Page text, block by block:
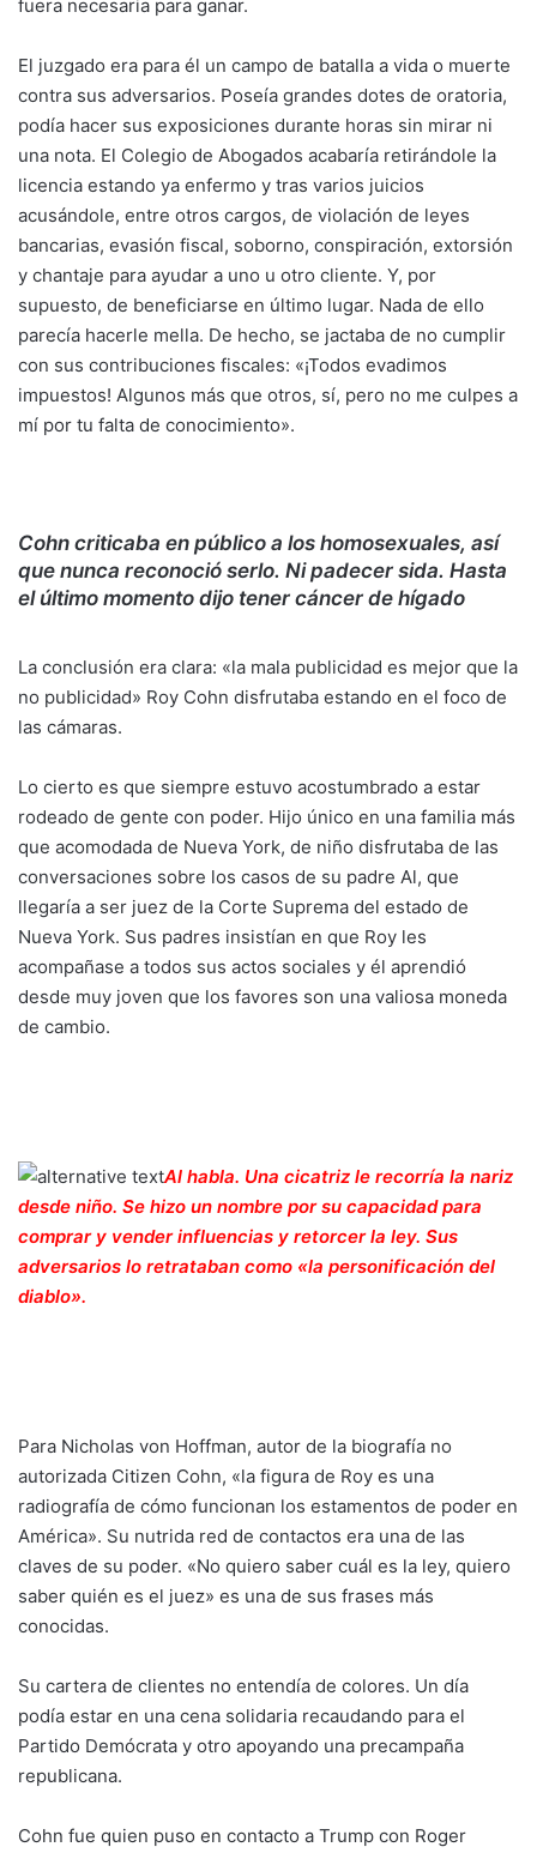
fuera necesaria para ganar.
El juzgado era para él un campo de batalla a vida o muerte
contra sus adversarios. Poseía grandes dotes de oratoria,
podía hacer sus exposiciones durante horas sin mirar ni
una nota. El Colegio de Abogados acabaría retirándole la
licencia estando ya enfermo y tras varios juicios
acusándole, entre otros cargos, de violación de leyes
bancarias, evasión fiscal, soborno, conspiración, extorsión
y chantaje para ayudar a uno u otro cliente. Y, por
supuesto, de beneficiarse en último lugar. Nada de ello
parecía hacerle mella. De hecho, se jactaba de no cumplir
con sus contribuciones fiscales: «¡Todos evadimos
impuestos! Algunos más que otros, sí, pero no me culpes a
mí por tu falta de conocimiento».
Cohn criticaba en público a los homosexuales, así
que nunca reconoció serlo. Ni padecer sida. Hasta
el último momento dijo tener cáncer de hígado
La conclusión era clara: «la mala publicidad es mejor que la
no publicidad» Roy Cohn disfrutaba estando en el foco de
las cámaras.
Lo cierto es que siempre estuvo acostumbrado a estar
rodeado de gente con poder. Hijo único en una familia más
que acomodada de Nueva York, de niño disfrutaba de las
conversaciones sobre los casos de su padre Al, que
llegaría a ser juez de la Corte Suprema del estado de
Nueva York. Sus padres insistían en que Roy les
acompañase a todos sus actos sociales y él aprendió
desde muy joven que los favores son una valiosa moneda
de cambio.
Al habla. Una cicatriz le recorría la nariz
desde niño. Se hizo un nombre por su capacidad para
comprar y vender influencias y retorcer la ley. Sus
adversarios lo retrataban como «la personificación del
diablo».
Para Nicholas von Hoffman, autor de la biografía no
autorizada Citizen Cohn, «la figura de Roy es una
radiografía de cómo funcionan los estamentos de poder en
América». Su nutrida red de contactos era una de las
claves de su poder. «No quiero saber cuál es la ley, quiero
saber quién es el juez» es una de sus frases más
conocidas.
Su cartera de clientes no entendía de colores. Un día
podía estar en una cena solidaria recaudando para el
Partido Demócrata y otro apoyando una precampaña
republicana.
Cohn fue quien puso en contacto a Trump con Roger